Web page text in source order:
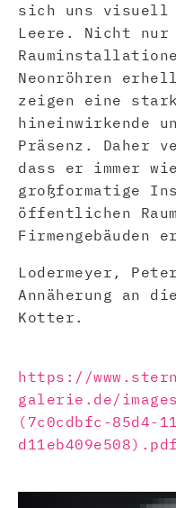
sich uns
Leere. Nicht nur
Neonröhren
zeigen eine
hineinwirkende
Präsenz. Daher
dass er immer
großformatige
öffentlichen
Firmengebäuden
Lodermeyer,
Annäherung an
Kotter.
https://
galerie.de/
(7c0cdbfc-85d4-
d11eb409e508).pdf